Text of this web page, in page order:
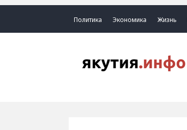
Политика Экономика Жизнь